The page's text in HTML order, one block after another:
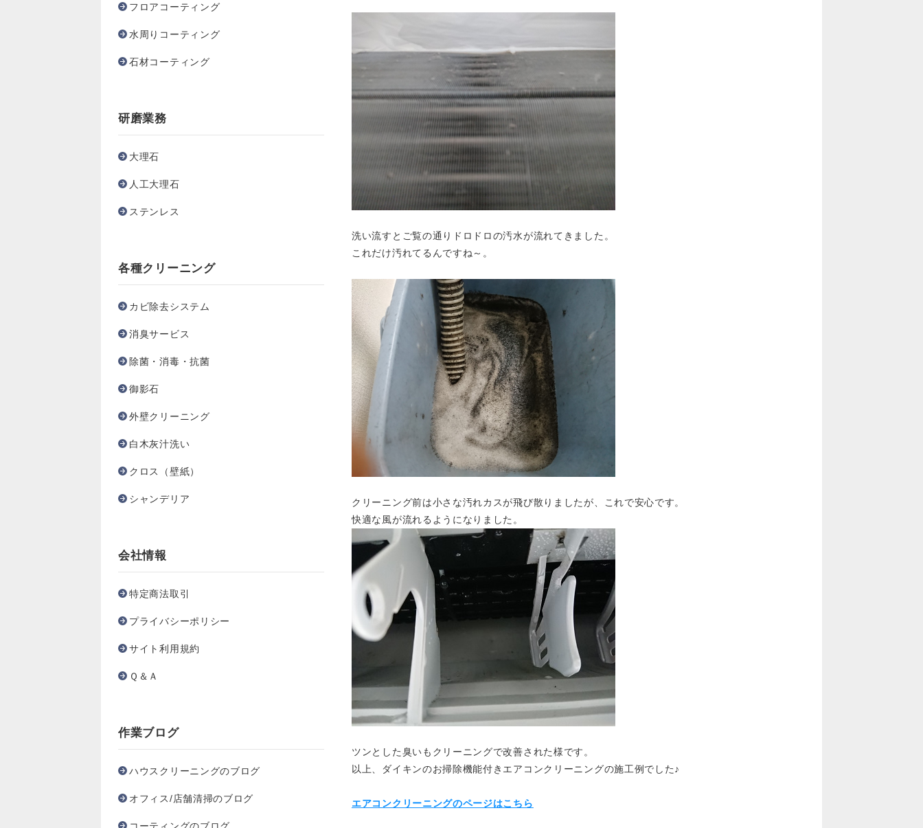
洗い流すとご覧の通りドロドロの汚水が流れてきました。
これだけ汚れてるんですね～。
クリーニング前は小さな汚れカスが飛び散りましたが、これで安心です。
快適な風が流れるようになりました。
ツンとした臭いもクリーニングで改善された様です。
以上、ダイキンのお掃除機能付きエアコンクリーニングの施工例でした♪
エアコンクリーニングのページはこちら
フロアコーティング
水周りコーティング
石材コーティング
研磨業務
大理石
人工大理石
ステンレス
各種クリーニング
カビ除去システム
消臭サービス
除菌・消毒・抗菌
御影石
外壁クリーニング
白木灰汁洗い
クロス（壁紙）
シャンデリア
会社情報
特定商法取引
プライバシーポリシー
サイト利用規約
Ｑ＆Ａ
作業ブログ
ハウスクリーニングのブログ
オフィス/店舗清掃のブログ